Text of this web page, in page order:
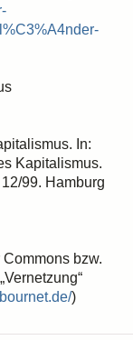
In:
Kapitalismus.
99. Hamburg
bzw.
)